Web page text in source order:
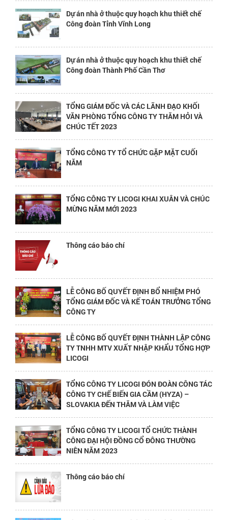
Dự án nhà ở thuộc quy hoạch khu thiết chế
Công đoàn Tỉnh Vĩnh Long
Dự án nhà ở thuộc quy hoạch khu thiết chế
Công đoàn Thành Phố Cần Thơ
TỔNG GIÁM ĐỐC VÀ CÁC LÃNH ĐẠO KHỐI
VĂN PHÒNG TỔNG CÔNG TY THĂM HỎI VÀ
CHÚC TẾT 2023
TỔNG CÔNG TY TỔ CHỨC GẶP MẶT CUỐI
NĂM
TỔNG CÔNG TY LICOGI KHAI XUÂN VÀ CHÚC
MỪNG NĂM MỚI 2023
Thông cáo báo chí
LỄ CÔNG BỐ QUYẾT ĐỊNH BỔ NHIỆM PHÓ
TỔNG GIÁM ĐỐC VÀ KẾ TOÁN TRƯỞNG TỔNG
CÔNG TY
LỄ CÔNG BỐ QUYẾT ĐỊNH THÀNH LẬP CÔNG
TY TNHH MTV XUẤT NHẬP KHẨU TỔNG HỢP
LICOGI
TỔNG CÔNG TY LICOGI ĐÓN ĐOÀN CÔNG TÁC
CÔNG TY CHẾ BIẾN GIA CẦM (HYZA) –
SLOVAKIA ĐẾN THĂM VÀ LÀM VIỆC
TỔNG CÔNG TY LICOGI TỔ CHỨC THÀNH
CÔNG ĐẠI HỘI ĐỒNG CỔ ĐÔNG THƯỜNG
NIÊN NĂM 2023
Thông cáo báo chí